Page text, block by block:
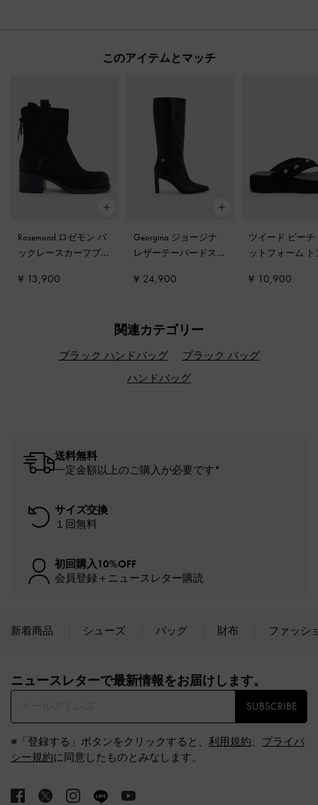
このアイテムとマッチ
Rosemond ロゼモン バ
ックレースカーフブー
ャー
¥ 13,900
Georgina ジョージナ
レザーテーパードスク
ルロングブーツ
¥ 24,900
ツイード ビーチ
ットフォーム ト
クスチャー
¥ 10,900
関連カテゴリー
ブラック ハンドバッグ
ブラック バッグ
ハンドバッグ
送料無料
一定金額以上のご購入が必要です*
サイズ交換
１回無料
初回購入10%OFF
会員登録＋ニュースレター購読
新着商品 シューズ バッグ 財布 ファッシ
ニュースレターで最新情報をお届けします。​
SUBSCRIBE
※「登録する」ボタンをクリックすると、 利用規約、 プライバ
シー規約に同意したものとみなします。